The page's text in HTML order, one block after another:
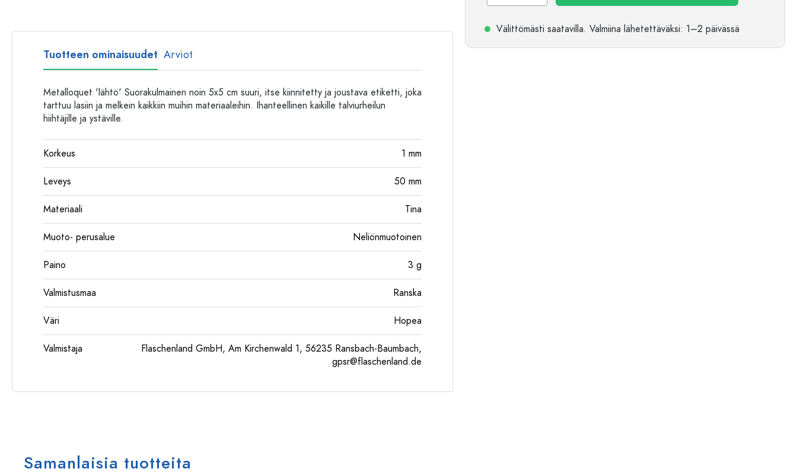
Välittömästi saatavilla. Valmiina lähetettäväksi: 1–2 päivässä
Tuotteen ominaisuudet Arviot
Metalloquet 'lähtö' Suorakulmainen noin 5x5 cm suuri, itse kiinnitetty ja joustava etiketti, joka
tarttuu lasiin ja melkein kaikkiin muihin materiaaleihin. Ihanteellinen kaikille talviurheilun
hiihtäjille ja ystäville.
Korkeus 1 mm
Leveys 50 mm
Materiaali Tina
Muoto- perusalue Neliönmuotoinen
Paino 3 g
Valmistusmaa Ranska
Väri Hopea
Valmistaja
Flaschenland GmbH, Am Kirchenwald 1, 56235 Ransbach-Baumbach,
gpsr@flaschenland.de
Samanlaisia tuotteita